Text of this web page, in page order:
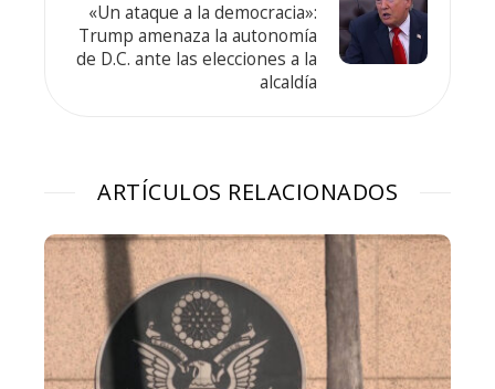
«Un ataque a la democracia»:
Trump amenaza la autonomía
de D.C. ante las elecciones a la
alcaldía
ARTÍCULOS RELACIONADOS